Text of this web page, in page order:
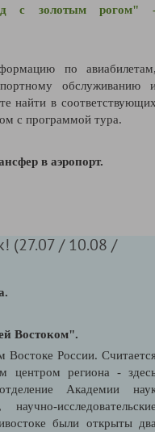
с золотым рогом"
по
обслуживанию
найти в
с программой тура.
в аэропорт.
(27.07 / 10.08 /
Востоком".
Востоке России.
центром региона -
Академии
были открыты